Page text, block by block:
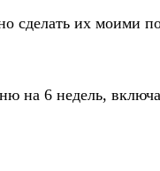
сделать их моими
на 6 недель,